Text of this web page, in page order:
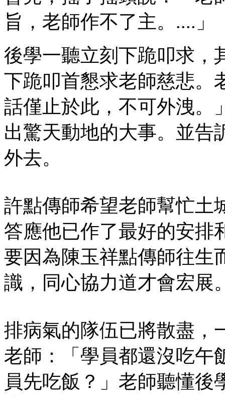
旨，老師作不了主。....」
後學一聽立刻下跪叩求，
下跪叩首懇求老師慈悲。
話僅止於此，不可外洩。
出驚天動地的大事。並告
外去。
許點傳師希望老師幫忙土
答應他已作了最好的安排
要因為陳玉祥點傳師往生
識，同心協力道才會宏展
排病氣的隊伍已將散盡，
老師：「學員都還沒吃午
員先吃飯？」老師聽懂後